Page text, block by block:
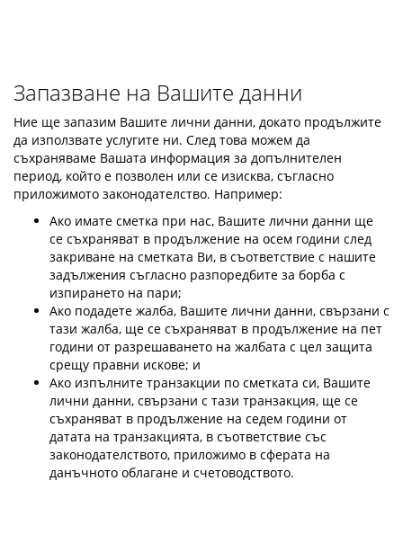
Запазване на Вашите данни
Ние ще запазим Вашите лични данни, докато продължите
да използвате услугите ни. След това можем да
съхраняваме Вашата информация за допълнителен
период, който е позволен или се изисква, съгласно
приложимото законодателство. Например:
Ако имате сметка при нас, Вашите лични данни ще
се съхраняват в продължение на осем години след
закриване на сметката Ви, в съответствие с нашите
задължения съгласно разпоредбите за борба с
изпирането на пари;
Ако подадете жалба, Вашите лични данни, свързани с
тази жалба, ще се съхраняват в продължение на пет
години от разрешаването на жалбата с цел защита
срещу правни искове; и
Ако изпълните транзакции по сметката си, Вашите
лични данни, свързани с тази транзакция, ще се
съхраняват в продължение на седем години от
датата на транзакцията, в съответствие със
законодателството, приложимо в сферата на
данъчното облагане и счетоводството.